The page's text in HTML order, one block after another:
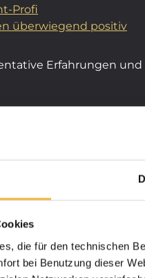
die für den technischen
bei Benutzung dieser
Profi
überwiegend positiv
Erfahrungen
Erfahrungen und
die